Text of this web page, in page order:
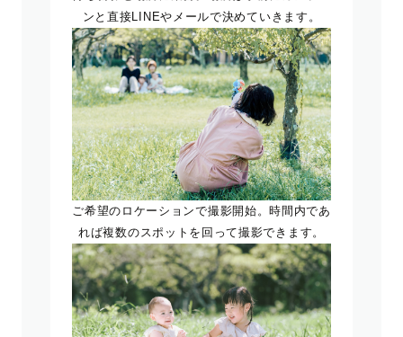
ンと直接LINEやメールで決めていきます。
ご希望のロケーションで撮影開始。時間内であ
れば複数のスポットを回って撮影できます。